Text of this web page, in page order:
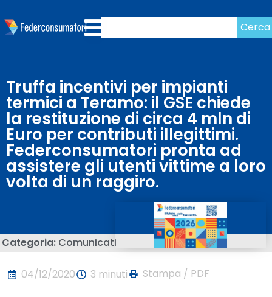
Cerca
Truffa incentivi per impianti
termici a Teramo: il GSE chiede
la restituzione di circa 4 mln di
Euro per contributi illegittimi.
Federconsumatori pronta ad
assistere gli utenti vittime a loro
volta di un raggiro.
Categoria: Comunicati
04/12/2020 3 minuti Stampa / PDF